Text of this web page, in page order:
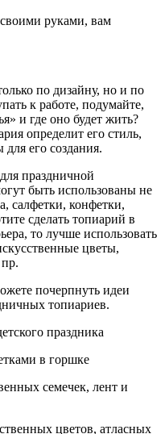
руками, вам
по дизайну, но и по
к работе, подумайте,
и где оно будет жить?
определит его стиль,
его создания.
праздничной
быть использованы не
салфетки, конфетки,
сделать топиарий в
то лучше использовать
цветы,
почерпнуть идеи
топиариев.
праздника
в горшке
семечек, лент и
цветов, атласных